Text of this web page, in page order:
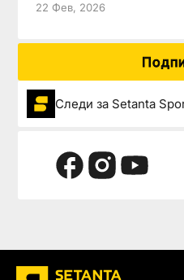
22 Фев, 2026
Следи за Setanta